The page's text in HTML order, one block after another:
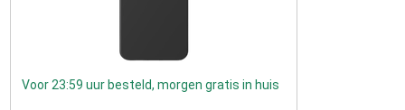
Voor 23:59 uur besteld, morgen gratis in huis